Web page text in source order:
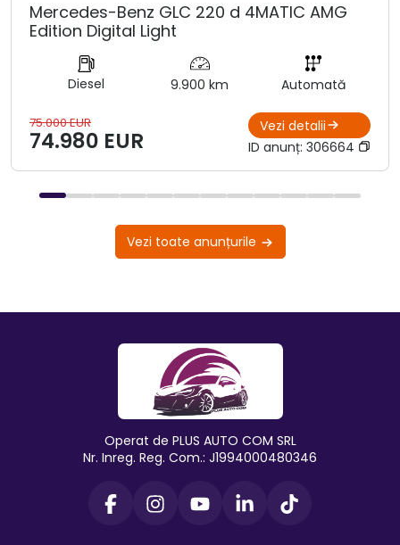
Mercedes-Benz GLC 220 d 4MATIC AMG
Edition Digital Light
Diesel 9.900 km Automată
75.000 EUR
74.980 EUR
Vezi detalii
ID anunț: 306664
Vezi toate anunțurile
Operat de PLUS AUTO COM SRL
Nr. Inreg. Reg. Com.: J1994000480346